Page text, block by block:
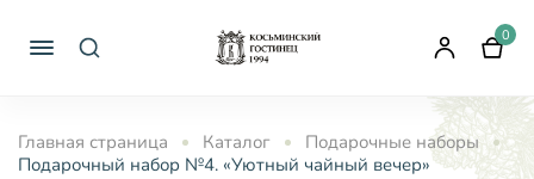
0
Главная страница Каталог
Подарочные наборы
Подарочный набор №4. «Уютный чайный вечер»